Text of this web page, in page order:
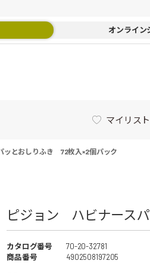
オンライン
マイリスト
ッとおしりふき 72枚入×2個パック
ピジョン ハビナース
カタログ番号
70-20-32781
商品番号
4902508197205